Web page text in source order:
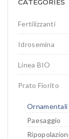
Prato fiorito
Paesaggio
Speciali
Idrosemina
RICHIEDI
EN DE
CATEGORIES
Fertilizzanti
Idrosemina
Linea BIO
Prato Fiorito
Ornamentali
Paesaggio